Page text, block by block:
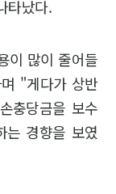
타났다.
이 많이 줄어들
"게다가 상반
충당금을 보수
는 경향을 보였